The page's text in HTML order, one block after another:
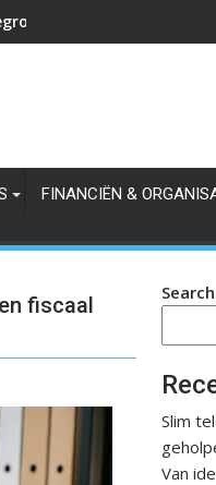
die omzet, kosten
FINANCIËN &
fiscaal
Search
Slim
Van